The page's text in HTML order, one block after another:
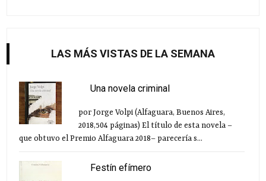
LAS MÁS VISTAS DE LA SEMANA
Una novela criminal
por Jorge Volpi (Alfaguara, Buenos Aires,
2018,504 páginas) El título de esta novela –
que obtuvo el Premio Alfaguara 2018– parecería s...
Festín efímero